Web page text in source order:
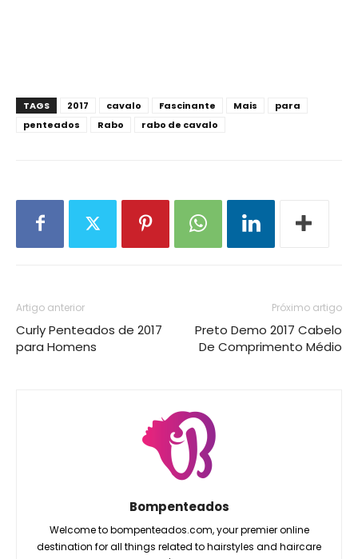
TAGS 2017 cavalo Fascinante Mais
para
penteados
Rabo rabo de cavalo
Artigo anterior
Curly Penteados de 2017
para Homens
Próximo artigo
Preto Demo 2017 Cabelo
De Comprimento Médio
Bompenteados
Welcome to bompenteados.com, your premier online
destination for all things related to hairstyles and haircare